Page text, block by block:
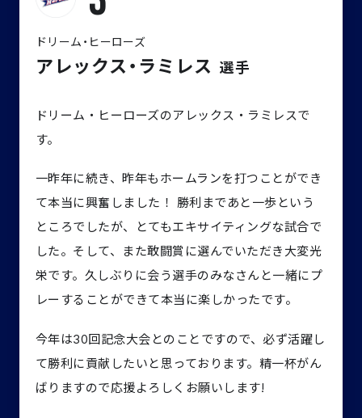
ドリーム・ヒーローズ
アレックス・ラミレス 選手
ドリーム・ヒーローズのアレックス・ラミレスで
す。
一昨年に続き、昨年もホームランを打つことができ
て本当に興奮しました！ 勝利まであと一歩という
ところでしたが、とてもエキサイティングな試合で
した。そして、また敢闘賞に選んでいただき大変光
栄です。久しぶりに会う選手のみなさんと一緒にプ
レーすることができて本当に楽しかったです。
今年は30回記念大会とのことですので、必ず活躍し
て勝利に貢献したいと思っております。精一杯がん
ばりますので応援よろしくお願いします!